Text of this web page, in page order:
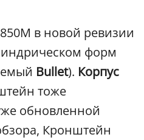
в новой ревизии
форм
Bullet). Корпус
тоже
обновленной
Кронштейн